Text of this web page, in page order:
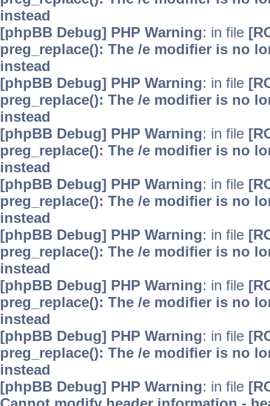
instead
[phpBB Debug] PHP Warning: in file
preg_replace(): The /e modifier is no
instead
[phpBB Debug] PHP Warning: in file
preg_replace(): The /e modifier is no
instead
[phpBB Debug] PHP Warning: in file
preg_replace(): The /e modifier is no
instead
[phpBB Debug] PHP Warning: in file
preg_replace(): The /e modifier is no
instead
[phpBB Debug] PHP Warning: in file
preg_replace(): The /e modifier is no
instead
[phpBB Debug] PHP Warning: in file
preg_replace(): The /e modifier is no
instead
[phpBB Debug] PHP Warning: in file
preg_replace(): The /e modifier is no
instead
[phpBB Debug] PHP Warning: in file